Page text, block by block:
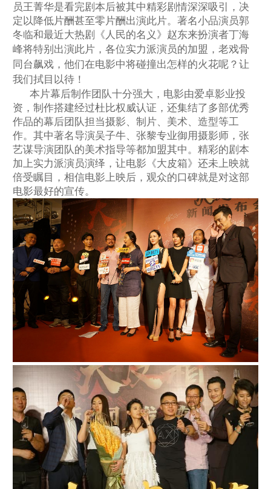
员王菁华是看完剧本后被其中精彩剧情深深吸引，决
定以降低片酬甚至零片酬出演此片。著名小品演员郭
冬临和最近大热剧《人民的名义》赵东来扮演者丁海
峰将特别出演此片，各位实力派演员的加盟，老戏骨
同台飙戏，他们在电影中将碰撞出怎样的火花呢？让
我们拭目以待！
本片幕后制作团队十分强大，电影由爱卓影业投
资，制作搭建经过杜比权威认证，还集结了多部优秀
作品的幕后团队担当摄影、制片、美术、造型等工
作。其中著名导演吴子牛、张黎专业御用摄影师，张
艺谋导演团队的美术指导等都加盟其中。精彩的剧本
加上实力派演员演绎，让电影《大皮箱》还未上映就
倍受瞩目，相信电影上映后，观众的口碑就是对这部
电影最好的宣传。